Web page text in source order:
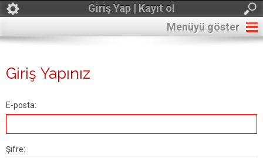
Giriş Yap | Kayıt ol
Menüyü göster
Giriş Yapınız
E-posta:
Şifre: